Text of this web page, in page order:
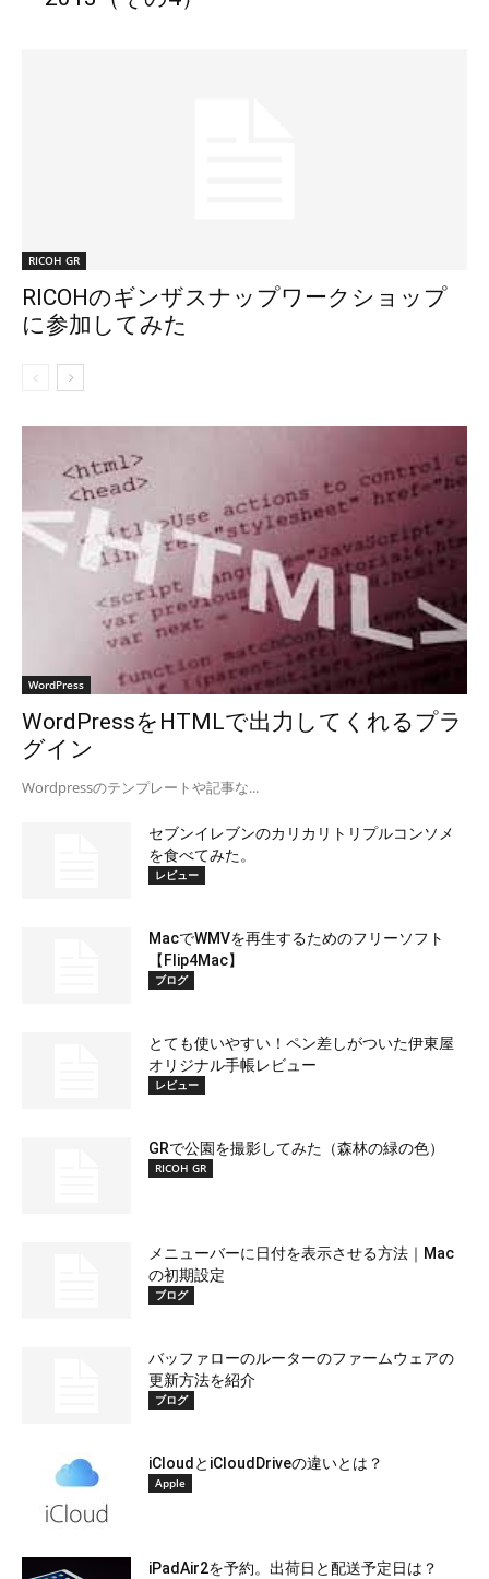
RICOH GR
RICOHのギンザスナップワークショップ
に参加してみた
WordPress
WordPressをHTMLで出力してくれるプラ
グイン
Wordpressのテンプレートや記事な...
セブンイレブンのカリカリトリプルコンソメ
を食べてみた。
レビュー
MacでWMVを再生するためのフリーソフト
【Flip4Mac】
ブログ
とても使いやすい！ペン差しがついた伊東屋
オリジナル手帳レビュー
レビュー
GRで公園を撮影してみた（森林の緑の色）
RICOH GR
メニューバーに日付を表示させる方法｜Mac
の初期設定
ブログ
バッファローのルーターのファームウェアの
更新方法を紹介
ブログ
iCloudとiCloudDriveの違いとは？
Apple
iPadAir2を予約。出荷日と配送予定日は？